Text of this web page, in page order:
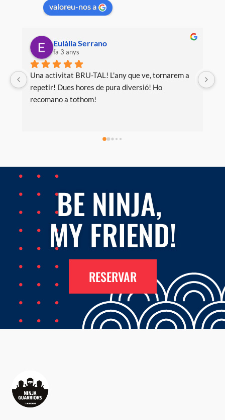
valoreu-nos a
Eulàlia Serrano
fa 3 anys
Una activitat BRU-TAL! L'any que ve, tornarem a
repetir! Dues hores de pura diversió! Ho
recomano a tothom!
BE NINJA,
MY FRIEND!
RESERVAR